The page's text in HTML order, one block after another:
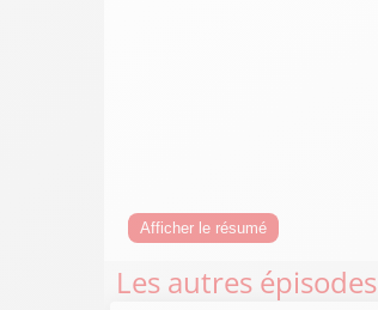
Afficher le résumé
Les autres épisodes